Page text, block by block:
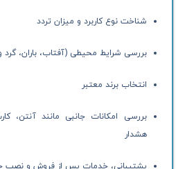
شناخت نوع کاربرد و میزان تردد
بررسی شرایط محیطی (آفتاب، باران، گرد
انتخاب برند معتبر
بررسی امکانات جانبی مانند آنتن،
هشدار
پشتیبانی، خدمات پس از فروش و نصب